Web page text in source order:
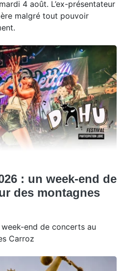
4 août. L’ex-présentateur
malgré tout pouvoir
: un week-end de
des montagnes
end de concerts au
Carroz